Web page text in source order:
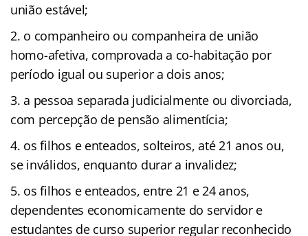
união estável;
o companheiro ou companheira de união
homo-afetiva, comprovada a co-habitação por
período igual ou superior a dois anos;
a pessoa separada judicialmente ou divorciada,
com percepção de pensão alimentícia;
os filhos e enteados, solteiros, até 21 anos ou,
se inválidos, enquanto durar a invalidez;
os filhos e enteados, entre 21 e 24 anos,
dependentes economicamente do servidor e
estudantes de curso superior regular reconhecido